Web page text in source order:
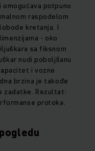
omogućava potpuno
raspodelom
kretanja. I
- oko
sa fiksnom
nudi poboljšanu
i vozne
brzina je takođe
zadatke. Rezultat:
protoka.